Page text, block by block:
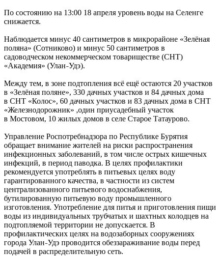
По состоянию на 13:00 18 апреля уровень воды на Селенге
снижается.
Наблюдается минус 40 сантиметров в микрорайоне «Зелёная
поляна» (Сотниково) и минус 50 сантиметров в
садоводческом некоммерческом товариществе (СНТ)
«Академия» (Улан–Удэ).
Между тем, в зоне подтопления всё ещё остаются 20 участков
в «Зелёная поляне», 330 дачных участков и 84 дачных дома
в СНТ «Колос», 60 дачных участков и 83 дачных дома в СНТ
«Железнодорожник» ,один приусадебный участок
в Мостовом, 10 жилых домов в селе Старое Татаурово.
Управление Роспотребнадзора по Республике Бурятия
обращает внимание жителей на риски распространения
инфекционных заболеваний, в том числе острых кишечных
инфекций, в период паводка. В целях профилактики
рекомендуется употреблять в питьевых целях воду
гарантированного качества, в частности из систем
централизованного питьевого водоснабжения,
бутилированную питьевую воду промышленного
изготовления. Употребление для питья и приготовления пищи
воды из индивидуальных трубчатых и шахтных колодцев на
подтопляемой территории не допускается. В
профилактических целях на водозаборных сооружениях
города Улан–Удэ проводится обеззараживание воды перед
подачей в распределительную сеть.